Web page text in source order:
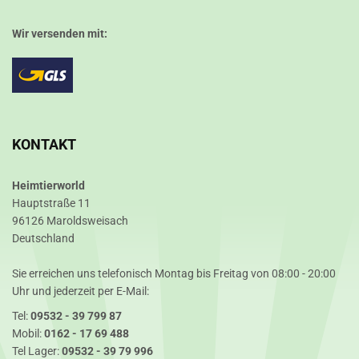
Wir versenden mit:
KONTAKT
Heimtierworld
Hauptstraße 11
96126 Maroldsweisach
Deutschland
Sie erreichen uns telefonisch Montag bis Freitag von 08:00 - 20:00
Uhr und jederzeit per E-Mail:
Tel:09532 - 39 799 87
Mobil:0162 - 17 69 488
Tel Lager:09532 - 39 79 996